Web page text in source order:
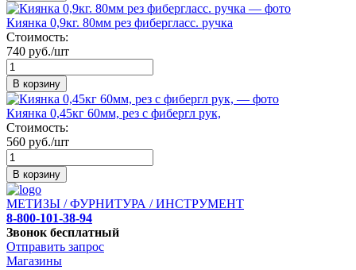
Киянка 0,9кг. 80мм рез фибергласс. ручка
Стоимость:
740 руб./шт
В корзину
Киянка 0,45кг 60мм, рез с фибергл рук,
Стоимость:
560 руб./шт
В корзину
МЕТИЗЫ / ФУРНИТУРА / ИНСТРУМЕНТ
8-800-101-38-94
Звонок бесплатный
Отправить запрос
Магазины